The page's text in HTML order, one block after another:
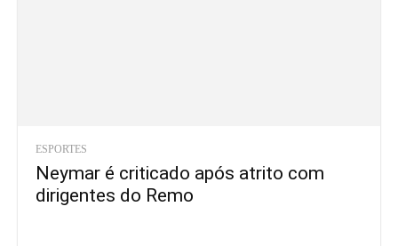
ESPORTES
Neymar é criticado após atrito com
dirigentes do Remo